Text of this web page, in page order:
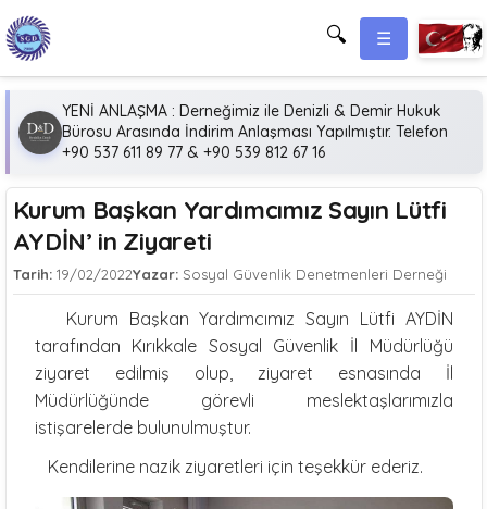
🔍 ☰
YENİ ANLAŞMA : Derneğimiz ile Denizli & Demir Hukuk
Bürosu Arasında İndirim Anlaşması Yapılmıştır. Telefon
+90 537 611 89 77 & +90 539 812 67 16
Kurum Başkan Yardımcımız Sayın Lütfi
AYDİN’ in Ziyareti
Tarih: 19/02/2022Yazar:Sosyal Güvenlik Denetmenleri Derneği
Kurum Başkan Yardımcımız Sayın Lütfi AYDİN
tarafından Kırıkkale Sosyal Güvenlik İl Müdürlüğü
ziyaret edilmiş olup, ziyaret esnasında İl
Müdürlüğünde görevli meslektaşlarımızla
istişarelerde bulunulmuştur.
Kendilerine nazik ziyaretleri için teşekkür ederiz.